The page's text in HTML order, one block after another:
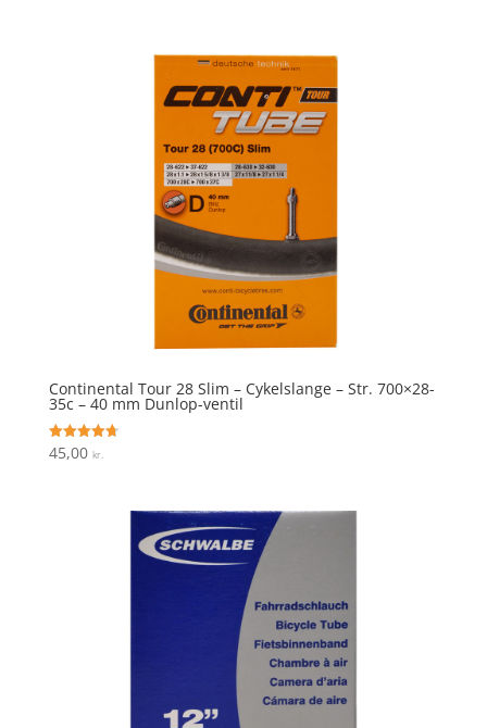
Continental Tour 28 Slim – Cykelslange – Str. 700×28-
35c – 40 mm Dunlop-ventil
Vurderet
4.7
45,00 kr.